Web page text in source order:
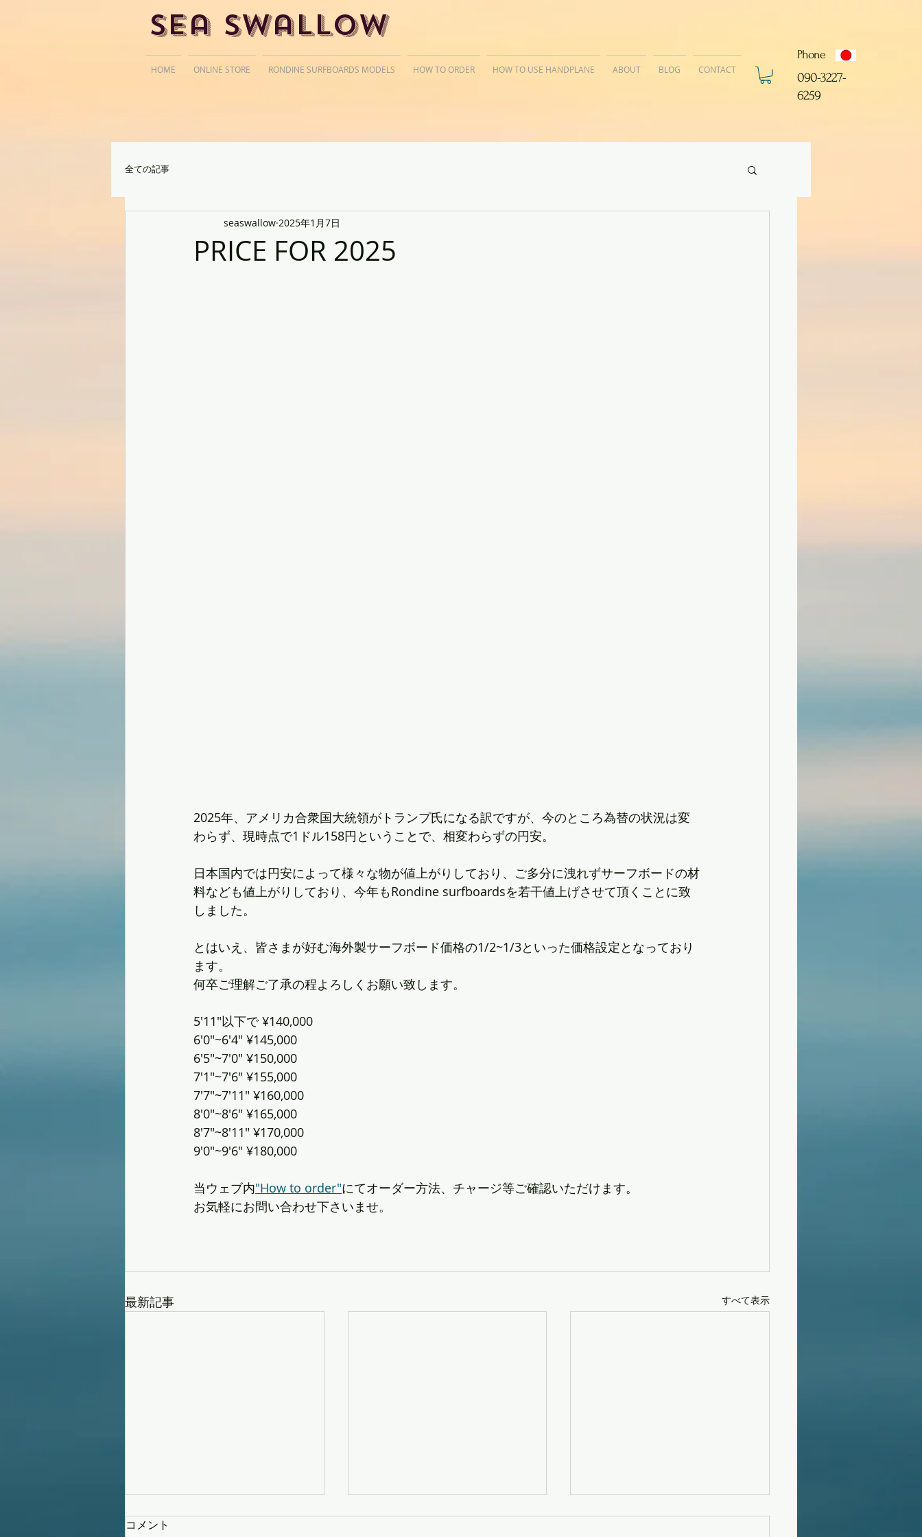
Sea Swallow
​090-3227-
6259
Phone
全ての記事
PRICE FOR 2025
seaswallow 2025年1月7日
2025年、アメリカ合衆国大統領がトランプ氏になる訳ですが、今のところ為替の状況は変
わらず、現時点で1ドル158円ということで、相変わらずの円安。
日本国内では円安によって様々な物が値上がりしており、ご多分に洩れずサーフボードの材
料なども値上がりしており、今年もRondine surfboardsを若干値上げさせて頂くことに致
しました。
とはいえ、皆さまが好む海外製サーフボード価格の1/2~1/3といった価格設定となっており
ます。
何卒ご理解ご了承の程よろしくお願い致します。
5'11"以下で ¥140,000
6'0"~6'4" ¥145,000
6'5"~7'0" ¥150,000
7'1"~7'6" ¥155,000
7'7"~7'11" ¥160,000
8'0"~8'6" ¥165,000
8'7"~8'11" ¥170,000
9'0"~9'6" ¥180,000
当ウェブ内"How to order"にてオーダー方法、チャージ等ご確認いただけます。
お気軽にお問い合わせ下さいませ。
最新記事 すべて表示
コメント
HOME ONLINE STORE RONDINE SURFBOARDS MODELS HOW TO ORDER HOW TO USE HANDPLANE ABOUT BLOG CONTACT